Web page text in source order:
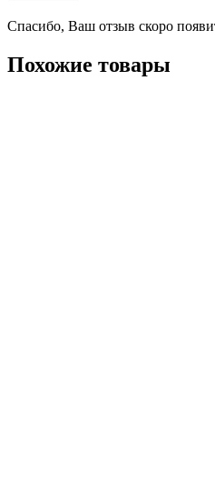
Спасибо, Ваш отзыв скоро
Похожие товары